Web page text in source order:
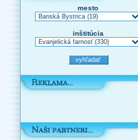
mesto
inštitúcia